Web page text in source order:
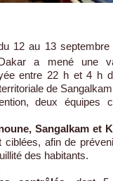
12 au 13 septembre
a mené une
entre 22 h et 4 h
de
deux équipes
Sangalkam et
ciblées, afin de
des habitants.